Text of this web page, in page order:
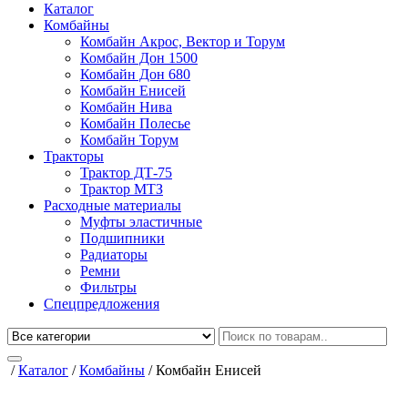
Каталог
Комбайны
Комбайн Акрос, Вектор и Торум
Комбайн Дон 1500
Комбайн Дон 680
Комбайн Енисей
Комбайн Нива
Комбайн Полесье
Комбайн Торум
Тракторы
Трактор ДТ-75
Трактор МТЗ
Расходные материалы
Муфты эластичные
Подшипники
Радиаторы
Ремни
Фильтры
Спецпредложения
/Каталог /Комбайны /Комбайн Енисей